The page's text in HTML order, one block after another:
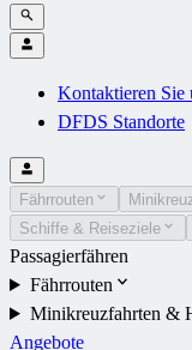
Kontaktieren Sie
DFDS Standorte
Fährrouten
Schiffe & Reiseziele
Passagierfähren
Fährrouten
Minikreuzfahrten &
Angebote